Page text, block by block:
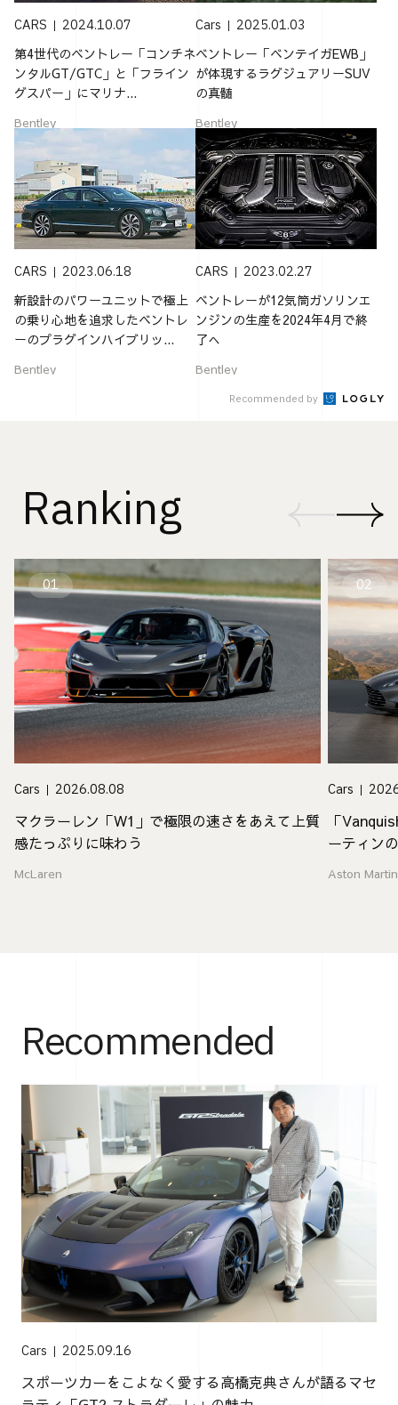
CARS 2024.10.07
第4世代のベントレー「コンチネ
ンタルGT/GTC」と「フライン
グスパー」にマリナ...
Bentley
Cars 2025.01.03
ベントレー「ベンテイガEWB」
が体現するラグジュアリーSUV
の真髄
Bentley
CARS 2023.06.18
新設計のパワーユニットで極上
の乗り心地を追求したベントレ
ーのプラグインハイブリッ...
Bentley
CARS 2023.02.27
ベントレーが12気筒ガソリンエ
ンジンの生産を2024年4月で終
了へ
Bentley
Recommended by
Ranking
01
Cars 2026.08.08
マクラーレン「W1」で極限の速さをあえて上質
感たっぷりに味わう
McLaren
02
Cars
「
ーティン
Aston Martin
Recommended
Cars 2025.09.16
スポーツカーをこよなく愛する高橋克典さんが語るマセ